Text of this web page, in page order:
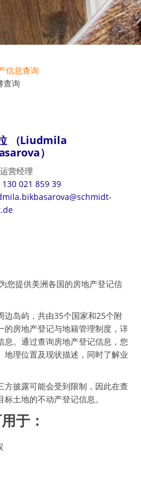
信息查询
查询
（Liudmila
）
营经理
130 021 859 39
为您提供美洲各国的房地产登记信
边岛屿，共由35个国家和25个附
的房地产登记与地籍管理制度，详
。通过查询房地产登记信息，您
理位置及现状描述，同时了解业
披露可能会受到限制，因此在查
土地的不动产登记信息。
于：